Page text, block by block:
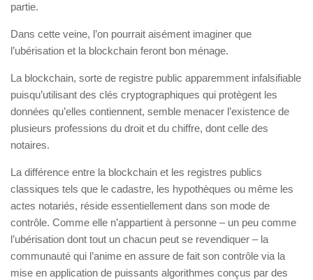
partie.
Dans cette veine, l’on pourrait aisément imaginer que
l’ubérisation et la blockchain feront bon ménage.
La blockchain, sorte de registre public apparemment infalsifiable
puisqu’utilisant des clés cryptographiques qui protègent les
données qu’elles contiennent, semble menacer l’existence de
plusieurs professions du droit et du chiffre, dont celle des
notaires.
La différence entre la blockchain et les registres publics
classiques tels que le cadastre, les hypothèques ou même les
actes notariés, réside essentiellement dans son mode de
contrôle. Comme elle n’appartient à personne – un peu comme
l’ubérisation dont tout un chacun peut se revendiquer – la
communauté qui l’anime en assure de fait son contrôle via la
mise en application de puissants algorithmes conçus par des